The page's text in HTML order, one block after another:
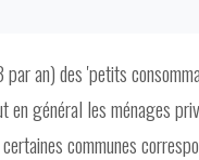
an) des 'petits
général les ménages
communes